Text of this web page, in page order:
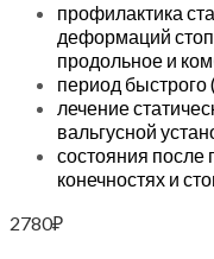
профилактика
деформаций
продольное и
период быстрого
лечение
вальгусной
состояния
конечностях и
2780₽